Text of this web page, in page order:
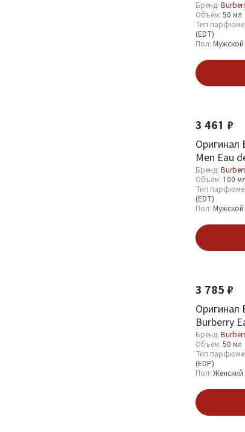
Бренд:
Объём: 50 мл
Тип
(EDT)
Пол: Мужской
3 461 ₽
Оригинал
Men Eau
Бренд:
Объём: 100 мл
Тип
(EDT)
Пол: Мужской
3 785 ₽
Оригинал
Burberry
Бренд:
Объём: 50 мл
Тип
(EDP)
Пол: Женский